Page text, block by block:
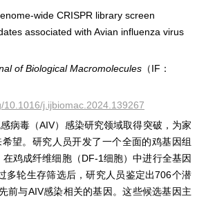
wide CRISPR library screen
associated with Avian influenza virus
of Biological Macromolecules （IF：
10.1016/j.ijbiomac.2024.139267
病毒（AIV）感染研究领域取得突破，为家
望。研究人员开发了一个全面的鸡基因组
鸡成纤维细胞（DF-1细胞）中进行全基因
多轮生存筛选后，研究人员鉴定出706个潜
前与AIV感染相关的基因。这些候选基因主